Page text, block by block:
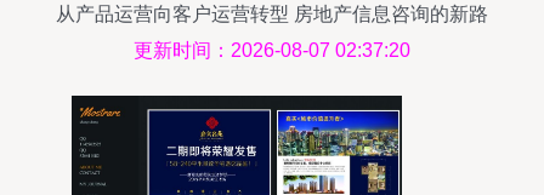
从产品运营向客户运营转型 房地产信息咨询的新路
径
更新时间：2026-08-07 02:37:20